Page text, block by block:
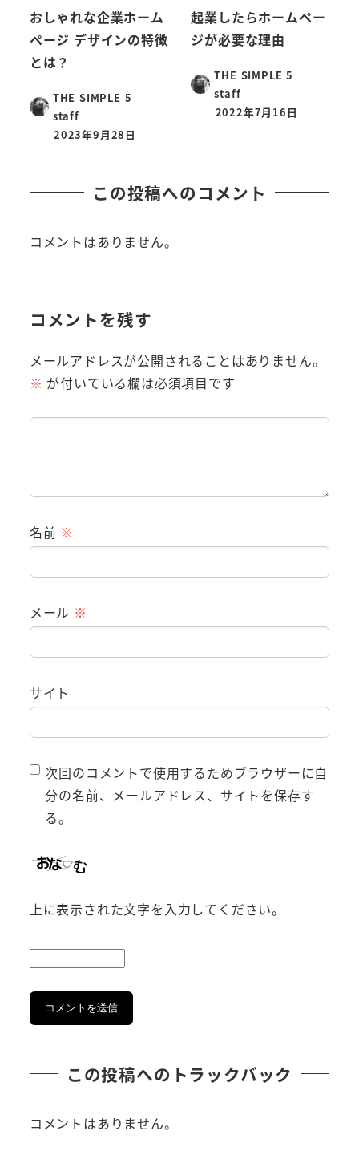
おしゃれな企業ホーム
ページ デザインの特徴
とは？
THE SIMPLE 5
staff
2023年9月28日
起業したらホームペー
ジが必要な理由
THE SIMPLE 5
staff
2022年7月16日
この投稿へのコメント
コメントはありません。
コメントを残す
メールアドレスが公開されることはありません。
※ が付いている欄は必須項目です
名前 ※
メール ※
サイト
次回のコメントで使用するためブラウザーに自
分の名前、メールアドレス、サイトを保存す
る。
上に表示された文字を入力してください。
この投稿へのトラックバック
コメントはありません。